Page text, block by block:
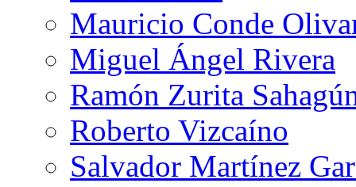
Mauricio Conde
Miguel Ángel Rivera
Ramón Zurita
Roberto Vizcaíno
Salvador Martínez